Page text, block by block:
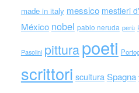
made in italy messico mestieri
México nobel pablo neruda perù
Pasolini pitturapoeti
scrittori sculturaSpagna